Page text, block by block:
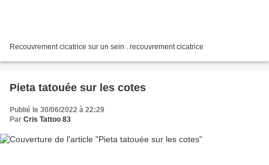
Recouvrement cicatrice sur un sein . recouvrement cicatrice
Pieta tatouée sur les cotes
Publié le 30/06/2022 à 22:29
Par Cris Tattoo 83